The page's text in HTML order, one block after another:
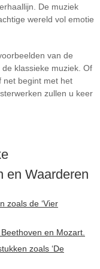
De muziek
wereld vol emotie
van de
klassieke muziek. Of
net begint met het
zullen u keer
en Waarderen
zoals de ‘Vier
en Mozart.
zoals ‘De